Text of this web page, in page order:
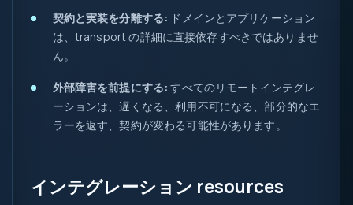
契約と実装を分離する: ドメインとアプリケーション
は、transport の詳細に直接依存すべきではありませ
ん。
外部障害を前提にする: すべてのリモートインテグレ
ーションは、遅くなる、利用不可になる、部分的なエ
ラーを返す、契約が変わる可能性があります。
インテグレーション resources